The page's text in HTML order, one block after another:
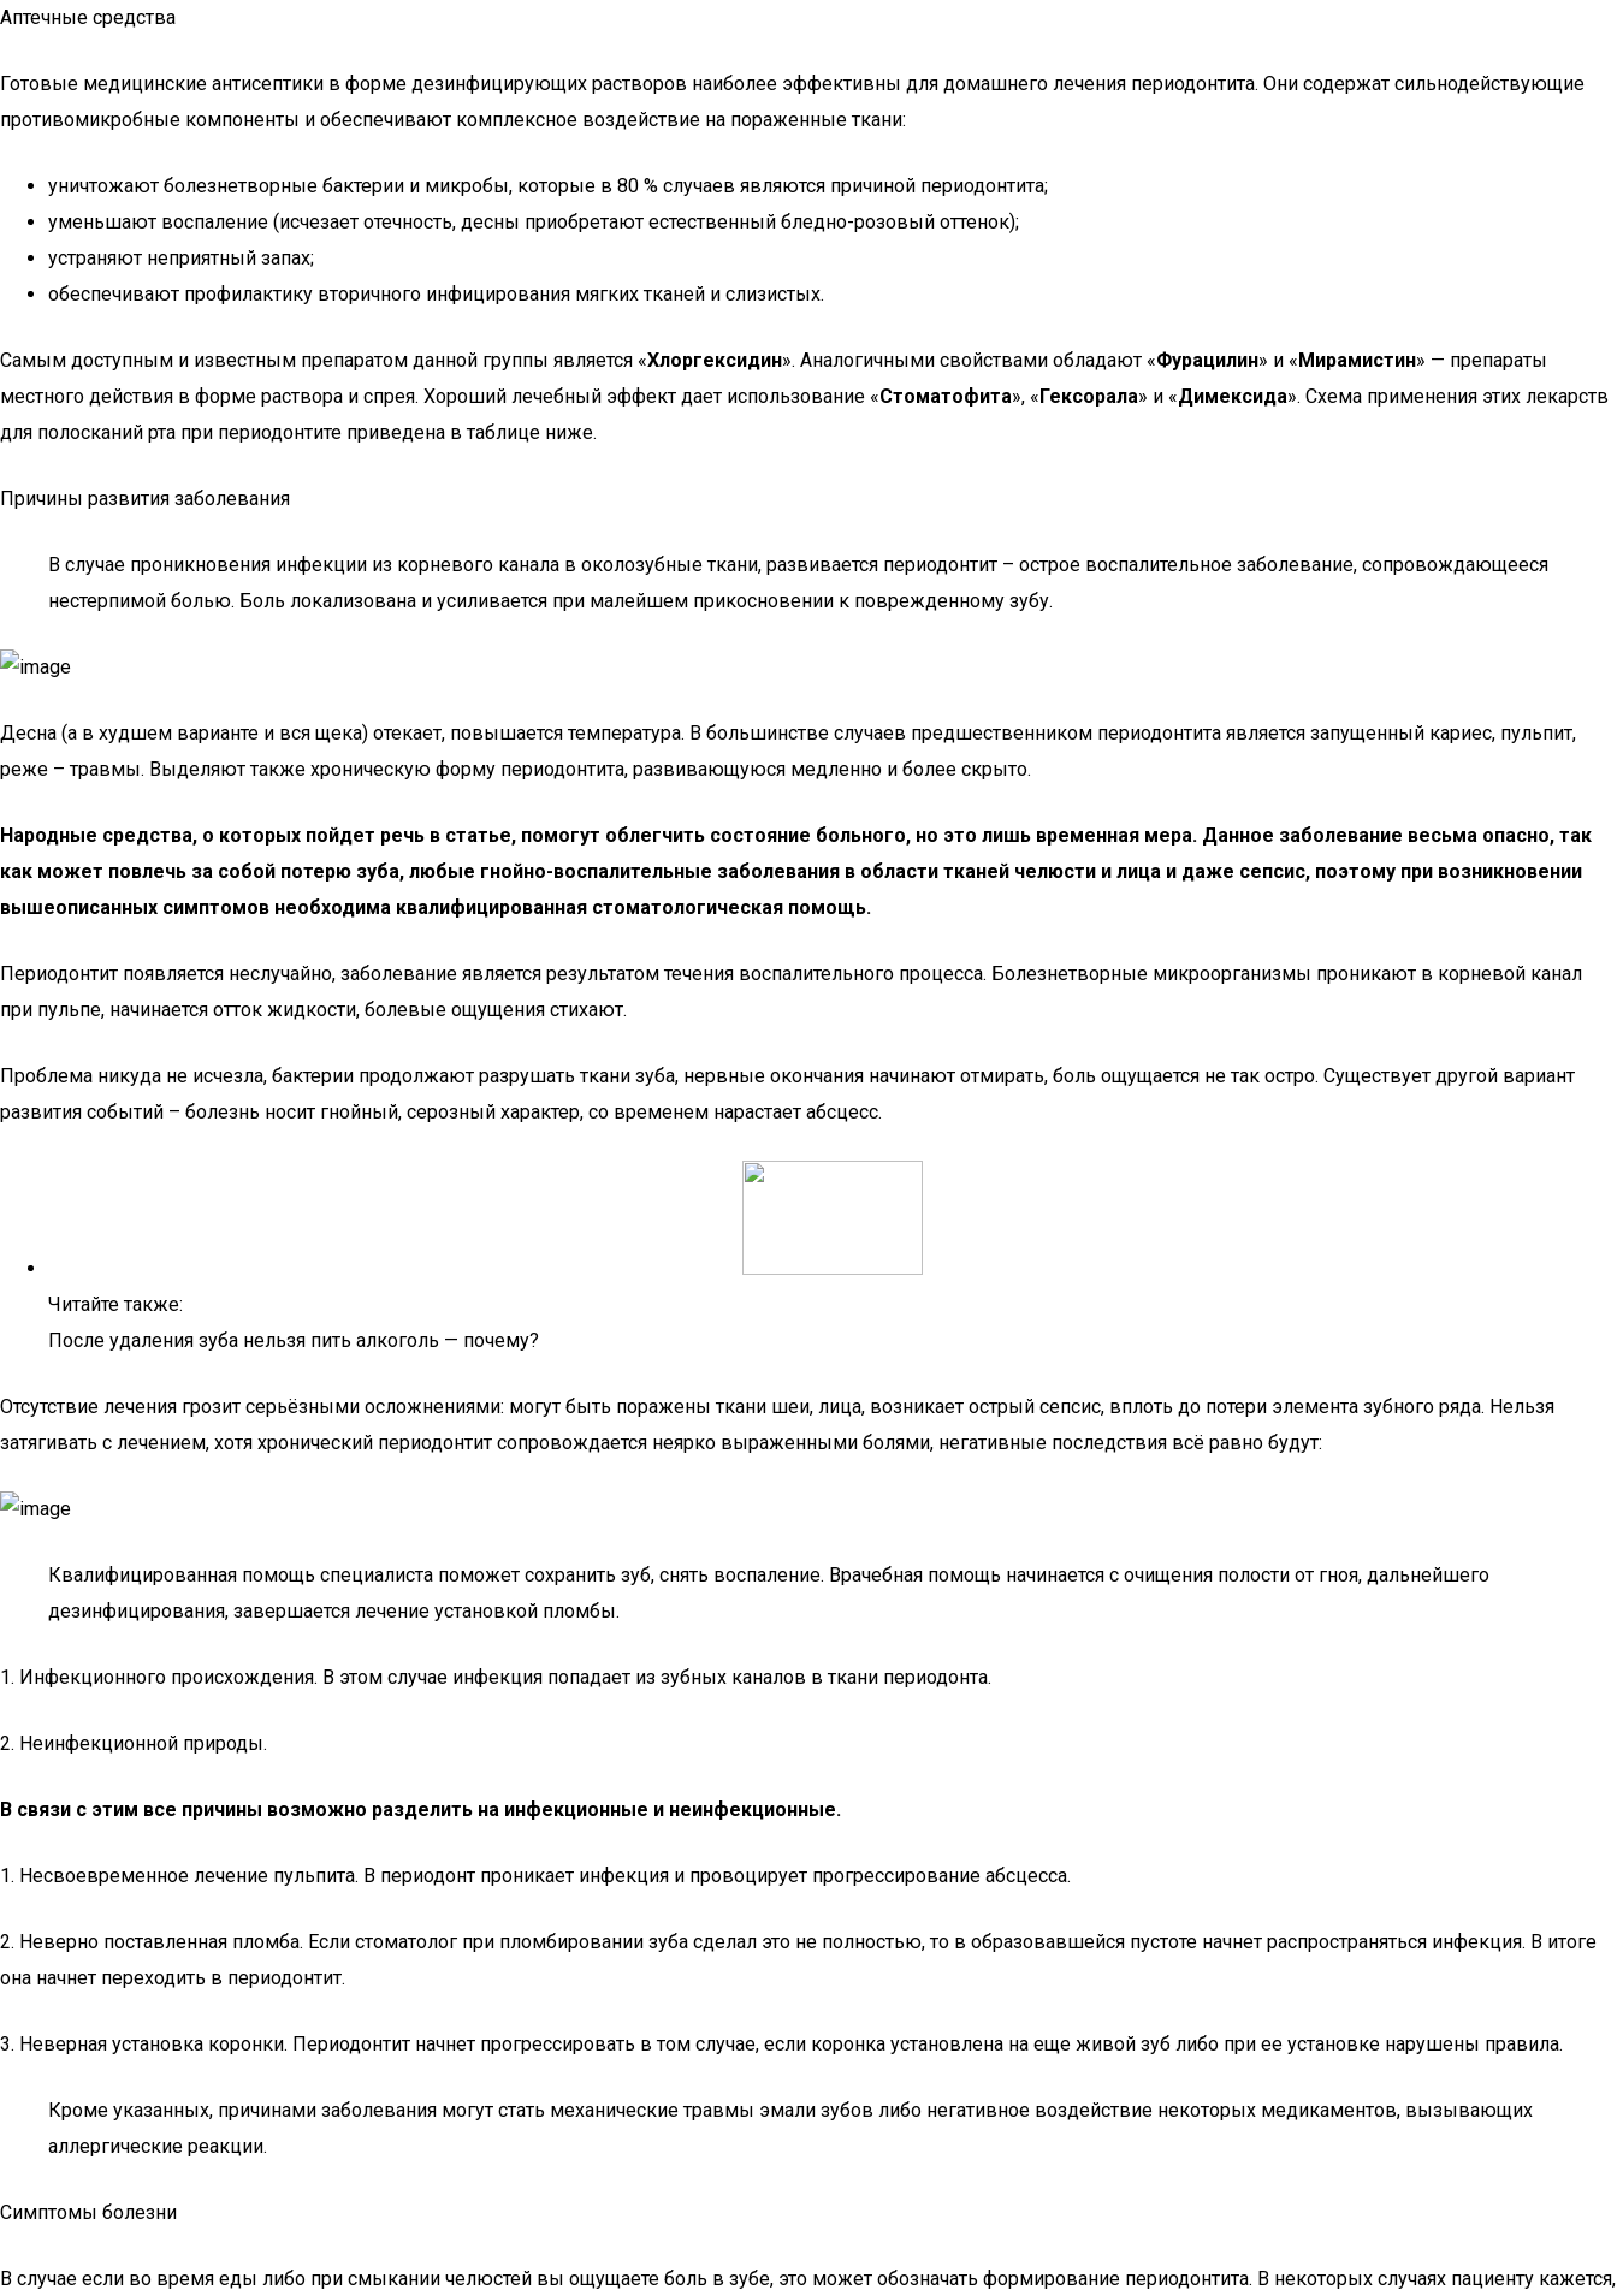
Аптечные средства
Готовые медицинские антисептики в форме дезинфицирующих растворов наиболее эффективны для домашнего лечения периодонтита. Они содержат сильнодействующие
противомикробные компоненты и обеспечивают комплексное воздействие на пораженные ткани:
уничтожают болезнетворные бактерии и микробы, которые в 80 % случаев являются причиной периодонтита;
уменьшают воспаление (исчезает отечность, десны приобретают естественный бледно-розовый оттенок);
устраняют неприятный запах;
обеспечивают профилактику вторичного инфицирования мягких тканей и слизистых.
Самым доступным и известным препаратом данной группы является «Хлоргексидин». Аналогичными свойствами обладают «Фурацилин» и «Мирамистин» — препараты
местного действия в форме раствора и спрея. Хороший лечебный эффект дает использование «Стоматофита», «Гексорала» и «Димексида». Схема применения этих лекарств
для полосканий рта при периодонтите приведена в таблице ниже.
Причины развития заболевания
В случае проникновения инфекции из корневого канала в околозубные ткани, развивается периодонтит – острое воспалительное заболевание, сопровождающееся
нестерпимой болью. Боль локализована и усиливается при малейшем прикосновении к поврежденному зубу.
Десна (а в худшем варианте и вся щека) отекает, повышается температура. В большинстве случаев предшественником периодонтита является запущенный кариес, пульпит,
реже – травмы. Выделяют также хроническую форму периодонтита, развивающуюся медленно и более скрыто.
Народные средства, о которых пойдет речь в статье, помогут облегчить состояние больного, но это лишь временная мера. Данное заболевание весьма опасно, так
как может повлечь за собой потерю зуба, любые гнойно-воспалительные заболевания в области тканей челюсти и лица и даже сепсис, поэтому при возникновении
вышеописанных симптомов необходима квалифицированная стоматологическая помощь.
Периодонтит появляется неслучайно, заболевание является результатом течения воспалительного процесса. Болезнетворные микроорганизмы проникают в корневой канал
при пульпе, начинается отток жидкости, болевые ощущения стихают.
Проблема никуда не исчезла, бактерии продолжают разрушать ткани зуба, нервные окончания начинают отмирать, боль ощущается не так остро. Существует другой вариант
развития событий – болезнь носит гнойный, серозный характер, со временем нарастает абсцесс.
Читайте также:
После удаления зуба нельзя пить алкоголь — почему?
Отсутствие лечения грозит серьёзными осложнениями: могут быть поражены ткани шеи, лица, возникает острый сепсис, вплоть до потери элемента зубного ряда. Нельзя
затягивать с лечением, хотя хронический периодонтит сопровождается неярко выраженными болями, негативные последствия всё равно будут:
Квалифицированная помощь специалиста поможет сохранить зуб, снять воспаление. Врачебная помощь начинается с очищения полости от гноя, дальнейшего
дезинфицирования, завершается лечение установкой пломбы.
1. Инфекционного происхождения. В этом случае инфекция попадает из зубных каналов в ткани периодонта.
2. Неинфекционной природы.
В связи с этим все причины возможно разделить на инфекционные и неинфекционные.
1. Несвоевременное лечение пульпита. В периодонт проникает инфекция и провоцирует прогрессирование абсцесса.
2. Неверно поставленная пломба. Если стоматолог при пломбировании зуба сделал это не полностью, то в образовавшейся пустоте начнет распространяться инфекция. В итоге
она начнет переходить в периодонтит.
3. Неверная установка коронки. Периодонтит начнет прогрессировать в том случае, если коронка установлена на еще живой зуб либо при ее установке нарушены правила.
Кроме указанных, причинами заболевания могут стать механические травмы эмали зубов либо негативное воздействие некоторых медикаментов, вызывающих
аллергические реакции.
Симптомы болезни
В случае если во время еды либо при смыкании челюстей вы ощущаете боль в зубе, это может обозначать формирование периодонтита. В некоторых случаях пациенту кажется,